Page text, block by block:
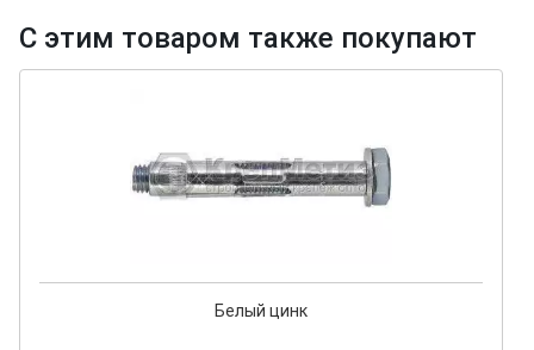
С этим товаром также покупают
Белый цинк